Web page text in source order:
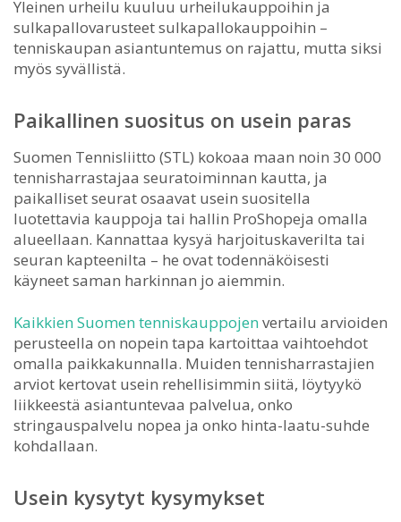
Yleinen urheilu kuuluu urheilukauppoihin ja
sulkapallovarusteet sulkapallokauppoihin –
tenniskaupan asiantuntemus on rajattu, mutta siksi
myös syvällistä.
Paikallinen suositus on usein paras
Suomen Tennisliitto (STL) kokoaa maan noin 30 000
tennisharrastajaa seuratoiminnan kautta, ja
paikalliset seurat osaavat usein suositella
luotettavia kauppoja tai hallin ProShopeja omalla
alueellaan. Kannattaa kysyä harjoituskaverilta tai
seuran kapteenilta – he ovat todennäköisesti
käyneet saman harkinnan jo aiemmin.
Kaikkien Suomen tenniskauppojenvertailu arvioiden
perusteella on nopein tapa kartoittaa vaihtoehdot
omalla paikkakunnalla. Muiden tennisharrastajien
arviot kertovat usein rehellisimmin siitä, löytyykö
liikkeestä asiantuntevaa palvelua, onko
stringauspalvelu nopea ja onko hinta-laatu-suhde
kohdallaan.
Usein kysytyt kysymykset